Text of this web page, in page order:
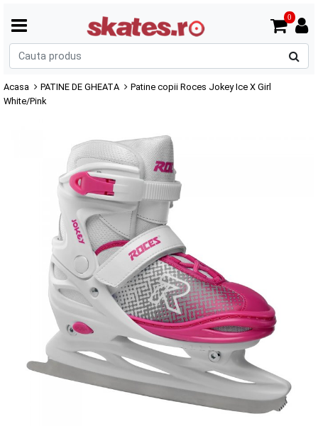
0
Acasa PATINE DE GHEATA
Patine copii Roces Jokey Ice X Girl
White/Pink